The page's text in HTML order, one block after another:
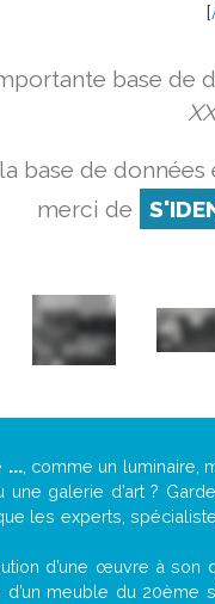
[
base de
base de
merci de
..., comme un luminaire,
galerie d’art ?
les experts,
d’une œuvre à
d’un meuble du